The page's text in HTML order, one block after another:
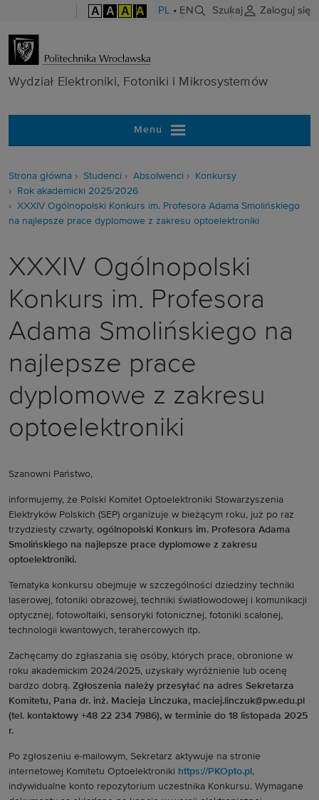
A A A A PL • EN Szukaj Zaloguj się
Wydział
Wydział Elektroniki, Fotoniki i Mikrosystemów
Menu
Strona główna Studenci Absolwenci
Konkursy
Rok akademicki 2025/2026
XXXIV Ogólnopolski Konkurs im. Profesora Adama Smolińskiego
na najlepsze prace dyplomowe z zakresu optoelektroniki
XXXIV Ogólnopolski
Konkurs im. Profesora
Adama Smolińskiego na
najlepsze prace
dyplomowe z zakresu
optoelektroniki
Szanowni Państwo,
informujemy, że Polski Komitet Optoelektroniki Stowarzyszenia
Elektryków Polskich (SEP) organizuje w bieżącym roku, już po raz
trzydziesty czwarty, ogólnopolski Konkurs im. Profesora Adama
Smolińskiego na najlepsze prace dyplomowe z zakresu
optoelektroniki.
Tematyka konkursu obejmuje w szczególności dziedziny techniki
laserowej, fotoniki obrazowej, techniki światłowodowej i komunikacji
optycznej, fotowoltaiki, sensoryki fotonicznej, fotoniki scalonej,
technologii kwantowych, terahercowych itp.
Zachęcamy do zgłaszania się osóby, których prace, obronione w
roku akademickim 2024/2025, uzyskały wyróżnienie lub ocenę
bardzo dobrą. Zgłoszenia należy przesyłać na adres Sekretarza
Komitetu, Pana dr. inż. Macieja Linczuka, maciej.linczuk@pw.edu.pl
(tel. kontaktowy +48 22 234 7986), w terminie do 18 listopada 2025
r.
Po zgłoszeniu e-mailowym, Sekretarz aktywuje na stronie
internetowej Komitetu Optoelektroniki https://PKOpto.pl ,
indywidualne konto repozytorium uczestnika Konkursu. Wymagane